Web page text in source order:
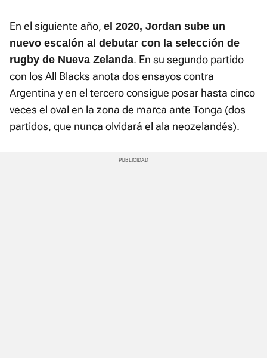
En el siguiente año, el 2020, Jordan sube un
nuevo escalón al debutar con la selección de
rugby de Nueva Zelanda. En su segundo partido
con los All Blacks anota dos ensayos contra
Argentina y en el tercero consigue posar hasta cinco
veces el oval en la zona de marca ante Tonga (dos
partidos, que nunca olvidará el ala neozelandés).